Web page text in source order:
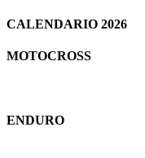
CALENDARIO 2026
MOTOCROSS
ENDURO